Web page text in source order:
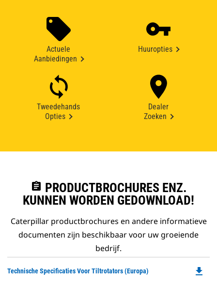
Actuele
Aanbiedingen
Huuropties
Tweedehands
Opties
Dealer
Zoeken
assignment PRODUCTBROCHURES ENZ.
KUNNEN WORDEN GEDOWNLOAD!
Caterpillar productbrochures en andere informatieve
documenten zijn beschikbaar voor uw groeiende
bedrijf.
Technische Specificaties Voor Tiltrotators (Europa) file_download